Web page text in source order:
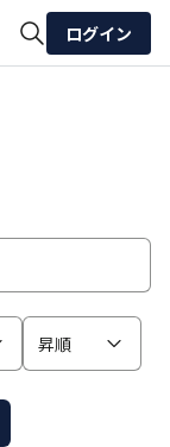
ログイン
昇順